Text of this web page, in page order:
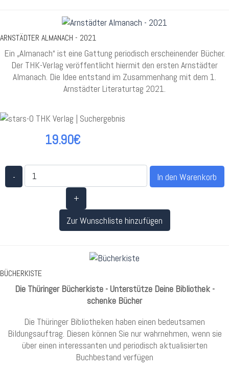
ARNSTÄDTER ALMANACH - 2021
Ein „Almanach“ ist eine Gattung periodisch erscheinender Bücher.
Der THK-Verlag veröffentlicht hiermit den ersten Arnstädter
Almanach. Die Idee entstand im Zusammenhang mit dem 1.
Arnstädter Literaturtag 2021.
19.90€
-
+
Zur Wunschliste hinzufügen
BÜCHERKISTE
Die Thüringer Bücherkiste - Unterstütze Deine Bibliothek -
schenke Bücher
Die Thüringer Bibliotheken haben einen bedeutsamen
Bildungsauftrag. Diesen können Sie nur wahrnehmen, wenn sie
über einen interessanten und periodisch aktualisierten
Buchbestand verfügen